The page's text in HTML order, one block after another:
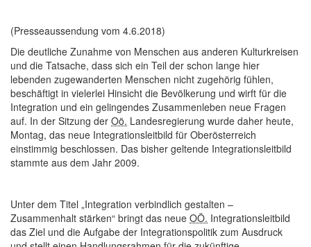
(Presseaussendung vom 4.6.2018)
Die deutliche Zunahme von Menschen aus anderen Kulturkreisen
und die Tatsache, dass sich ein Teil der schon lange hier
lebenden zugewanderten Menschen nicht zugehörig fühlen,
beschäftigt in vielerlei Hinsicht die Bevölkerung und wirft für die
Integration und ein gelingendes Zusammenleben neue Fragen
auf. In der Sitzung der Oö. Landesregierung wurde daher heute,
Montag, das neue Integrationsleitbild für Oberösterreich
einstimmig beschlossen. Das bisher geltende Integrationsleitbild
stammte aus dem Jahr 2009.
Unter dem Titel „Integration verbindlich gestalten –
Zusammenhalt stärken“ bringt das neue OÖ. Integrationsleitbild
das Ziel und die Aufgabe der Integrationspolitik zum Ausdruck